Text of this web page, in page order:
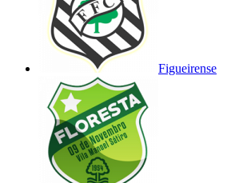
Figueirense